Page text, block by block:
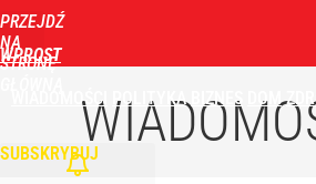
PRZEJDŹ
NA
STRONĘ
WPROST
WIADOMOŚCI POLITYKA BIZNES DOM
SUBSKRYBUJ
Narzekają na Nawrockiego
3